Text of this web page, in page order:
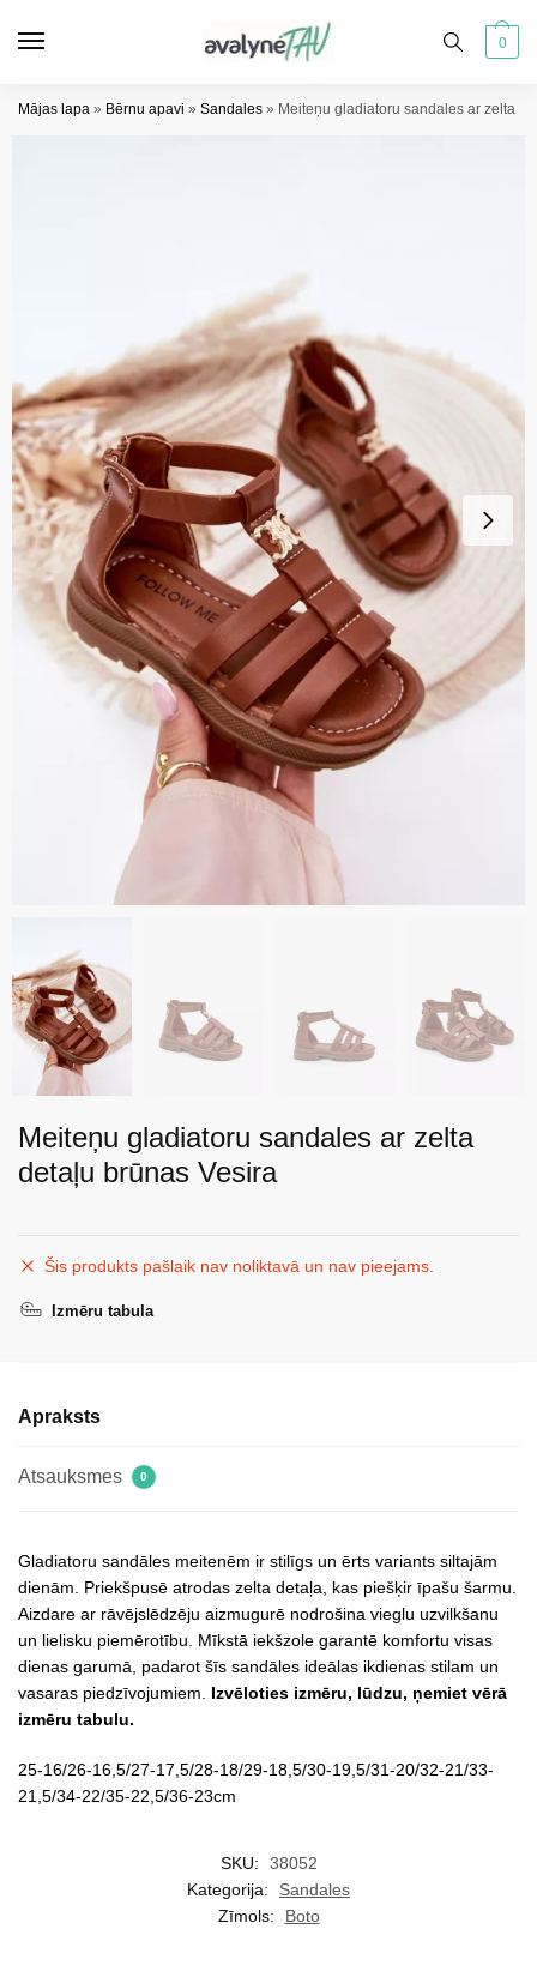
0
Mājas lapa » Bērnu apavi » Sandales » Meiteņu gladiatoru sandales ar zelta
Meiteņu gladiatoru sandales ar zelta
detaļu brūnas Vesira
Šis produkts pašlaik nav noliktavā un nav pieejams.
Izmēru tabula
Apraksts
Atsauksmes 0
Gladiatoru sandāles meitenēm ir stilīgs un ērts variants siltajām
dienām. Priekšpusē atrodas zelta detaļa, kas piešķir īpašu šarmu.
Aizdare ar rāvējslēdzēju aizmugurē nodrošina vieglu uzvilkšanu
un lielisku piemērotību. Mīkstā iekšzole garantē komfortu visas
dienas garumā, padarot šīs sandāles ideālas ikdienas stilam un
vasaras piedzīvojumiem. Izvēloties izmēru, lūdzu, ņemiet vērā
izmēru tabulu.
25-16/26-16,5/27-17,5/28-18/29-18,5/30-19,5/31-20/32-21/33-
21,5/34-22/35-22,5/36-23cm
SKU:
38052
Kategorija:
Sandales
Zīmols:
Boto